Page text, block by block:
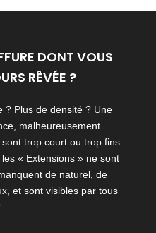
DONT VOUS
RÊVÉE ?
? Plus de densité ? Une
malheureusement
trop court ou trop fins
« Extensions » ne sont
de naturel, de
et sont visibles par tous